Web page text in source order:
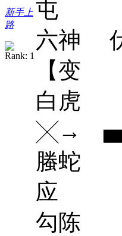
新手上
路
屯
六
【变
白
╳→
螣
应
勾